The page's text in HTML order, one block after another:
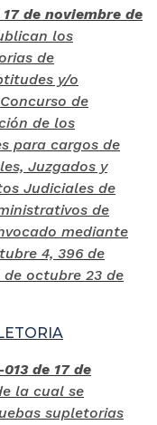
17 de noviembre de
los
de
y/o
de
de los
para cargos de
Juzgados y
Judiciales de
de
mediante
4, 396 de
de octubre 23 de
de 17 de
la cual se
supletorias